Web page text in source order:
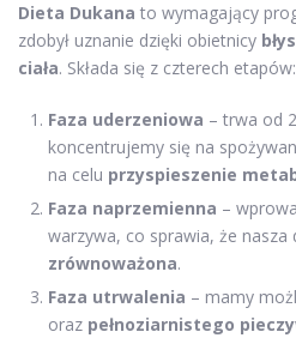
Dieta Dukana to wymagający
zdobył uznanie dzięki obietnicy
ciała. Składa się z czterech etapów:
Faza uderzeniowa – trwa od
koncentrujemy się na
na celu przyspieszenie
Faza naprzemienna –
warzywa, co sprawia, że nasza
zrównoważona.
Faza utrwalenia – mamy
oraz pełnoziarnistego